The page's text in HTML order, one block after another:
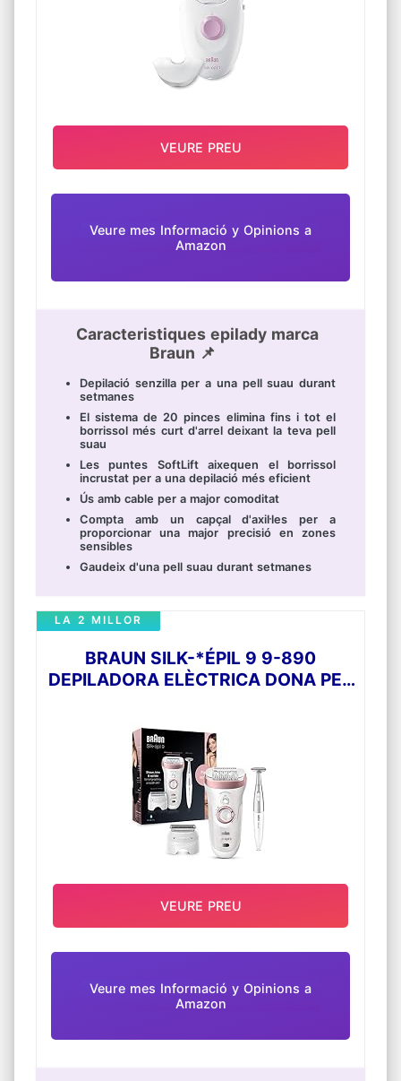
Veure mes Informació y Opinions a
Amazon
Caracteristiques epilady marca
Braun 📌
Depilació senzilla per a una pell suau durant
setmanes
El sistema de 20 pinces elimina fins i tot el
borrissol més curt d'arrel deixant la teva pell
suau
Les puntes SoftLift aixequen el borrissol
incrustat per a una depilació més eficient
Ús amb cable per a major comoditat
Compta amb un capçal d'axil·les per a
proporcionar una major precisió en zones
sensibles
Gaudeix d'una pell suau durant setmanes
VEURE PREU
BRAUN SILK-*ÉPIL 9 9-890
DEPILADORA ELÈCTRICA DONA PER
INCLOU CAPUTXÓ DE MASSATGE
D'ALTA FREQÜÈNCIA PER A UNA
DEPILACIÓ EXTRA SUAU, BLANC/OR
ROSA
LA 2 MILLOR
Veure mes Informació y Opinions a
Amazon
VEURE PREU